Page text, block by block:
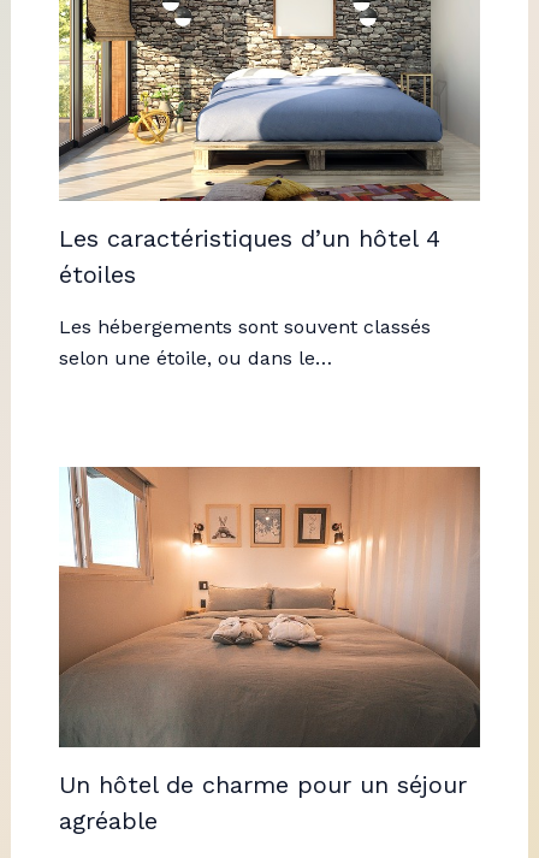
Les caractéristiques d’un hôtel 4
étoiles
Les hébergements sont souvent classés
selon une étoile, ou dans le…
Un hôtel de charme pour un séjour
agréable